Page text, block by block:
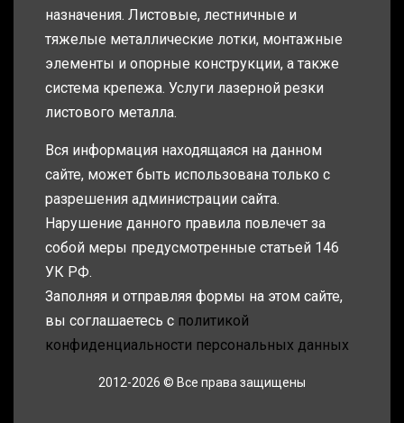
назначения. Листовые, лестничные и
тяжелые металлические лотки, монтажные
элементы и опорные конструкции, а также
система крепежа. Услуги лазерной резки
листового металла.
Вся информация находящаяся на данном
сайте, может быть использована только с
разрешения администрации сайта.
Нарушение данного правила повлечет за
собой меры предусмотренные статьей 146
УК РФ.
Заполняя и отправляя формы на этом сайте,
вы соглашаетесь с политикой
конфиденциальности персональных данных
2012-2026 © Все права защищены